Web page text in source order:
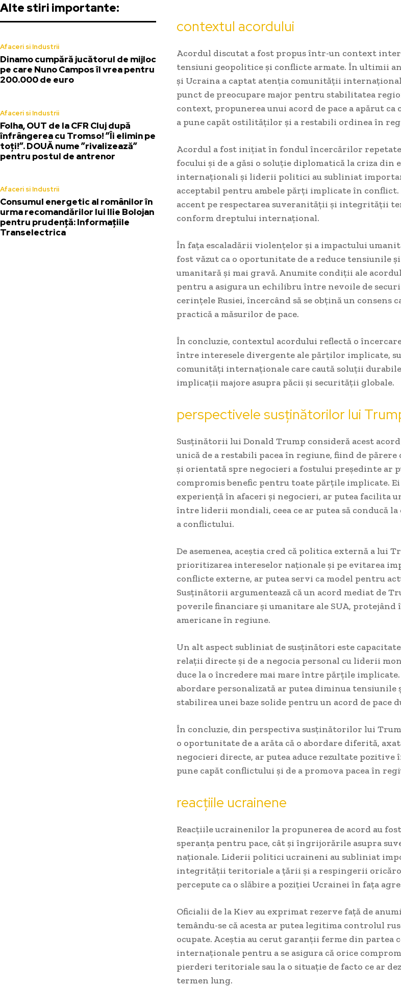
Alte stiri importante:
Afaceri si Industrii
Dinamo cumpără jucătorul de mijloc
pe care Nuno Campos îl vrea pentru
200.000 de euro
Afaceri si Industrii
Folha, OUT de la CFR Cluj după
înfrângerea cu Tromso! ”Îi elimin pe
toți!”. DOUĂ nume ”rivalizează”
pentru postul de antrenor
Afaceri si Industrii
Consumul energetic al românilor în
urma recomandărilor lui Ilie Bolojan
pentru prudență: Informațiile
Transelectrica
contextul acordului
Acordul discutat a fost propus într-un context
tensiuni geopolitice și conflicte armate. În ultimii
și Ucraina a captat atenția comunității
punct de preocupare major pentru stabilitatea
context, propunerea unui acord de pace a apărut ca
a pune capăt ostilităților și a restabili ordinea în
Acordul a fost inițiat în fondul încercărilor repetate
focului și de a găsi o soluție diplomatică la criza
internaționali și liderii politici au subliniat
acceptabil pentru ambele părți implicate în conflict.
accent pe respectarea suveranității și integrității
conform dreptului internațional.
În fața escaladării violențelor și a impactului
fost văzut ca o oportunitate de a reduce tensiunile
umanitară și mai gravă. Anumite condiții ale
pentru a asigura un echilibru între nevoile de
cerințele Rusiei, încercând să se obțină un consens
practică a măsurilor de pace.
În concluzie, contextul acordului reflectă o
între interesele divergente ale părților implicate,
comunități internaționale care caută soluții
implicații majore asupra păcii și securității globale.
perspectivele susținătorilor lui
Susținătorii lui Donald Trump consideră acest
unică de a restabili pacea în regiune, fiind de părere
și orientată spre negocieri a fostului președinte ar
compromis benefic pentru toate părțile implicate.
experiență în afaceri și negocieri, ar putea facilita
între liderii mondiali, ceea ce ar putea să conducă
a conflictului.
De asemenea, aceștia cred că politica externă a lui
prioritizarea intereselor naționale și pe evitarea
conflicte externe, ar putea servi ca model pentru
Susținătorii argumentează că un acord mediat de
poverile financiare și umanitare ale SUA,
americane în regiune.
Un alt aspect subliniat de susținători este
relații directe și de a negocia personal cu liderii
duce la o încredere mai mare între părțile implicate.
abordare personalizată ar putea diminua tensiunile
stabilirea unei baze solide pentru un acord de pace
În concluzie, din perspectiva susținătorilor lui
o oportunitate de a arăta că o abordare diferită,
negocieri directe, ar putea aduce rezultate pozitive
pune capăt conflictului și de a promova pacea în
reacțiile ucrainene
Reacțiile ucrainenilor la propunerea de acord au
speranța pentru pace, cât și îngrijorările asupra
naționale. Liderii politici ucraineni au subliniat
integrității teritoriale a țării și a respingerii
percepute ca o slăbire a poziției Ucrainei în fața
Oficialii de la Kiev au exprimat rezerve față de
temându-se că acesta ar putea legitima controlul
ocupate. Aceștia au cerut garanții ferme din partea
internaționale pentru a se asigura că orice
pierderi teritoriale sau la o situație de facto ce ar
termen lung.